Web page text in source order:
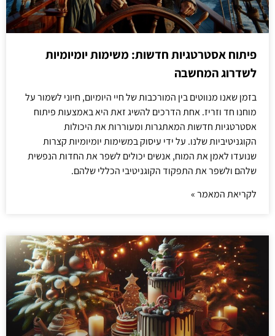
פיתוח אסטרטגיות חדשות: משימות יומיומיות
לשדרוג המחשבה
בזמן שאנו מנווטים בין המורכבות של חיי היומיום, חיוני לשמור על
מוחנו חד וזריז. אחת הדרכים להשיג זאת היא באמצעות פיתוח
אסטרטגיות חדשות המאתגרות ומעוררות את היכולות
הקוגניטיביות שלנו. על ידי עיסוק במשימות יומיומיות קצרות
שנועדו לאמן את המוח, אנשים יכולים לשפר את החדות הנפשית
שלהם ולשפר את התפקוד הקוגניטיבי הכללי שלהם.
לקריאת המאמר »